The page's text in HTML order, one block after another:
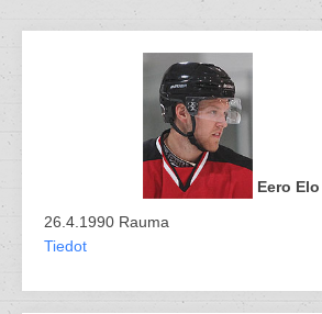
Eero Elo
26.4.1990 Rauma
Tiedot